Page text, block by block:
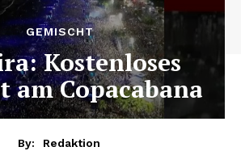
GEMISCHT
Kostenloses
am Copacabana
By:
Redaktion